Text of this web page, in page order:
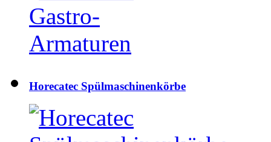
Horecatec Spülmaschinenkörbe